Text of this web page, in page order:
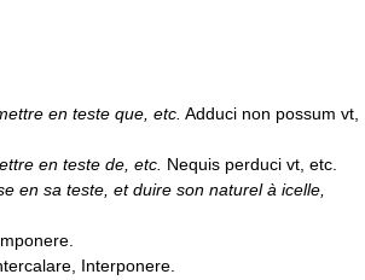
en teste que, etc. Adduci non possum vt,
en teste de, etc. Nequis perduci vt, etc.
en sa teste, et duire son naturel à icelle,
Interponere.